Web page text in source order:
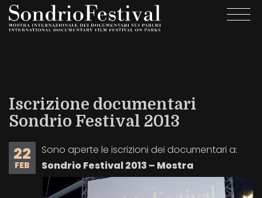
Salta
Iscrizione documentari
Sondrio Festival 2013
22
FEB
Sono aperte le iscrizioni dei documentari a:
Sondrio Festival 2013 – Mostra